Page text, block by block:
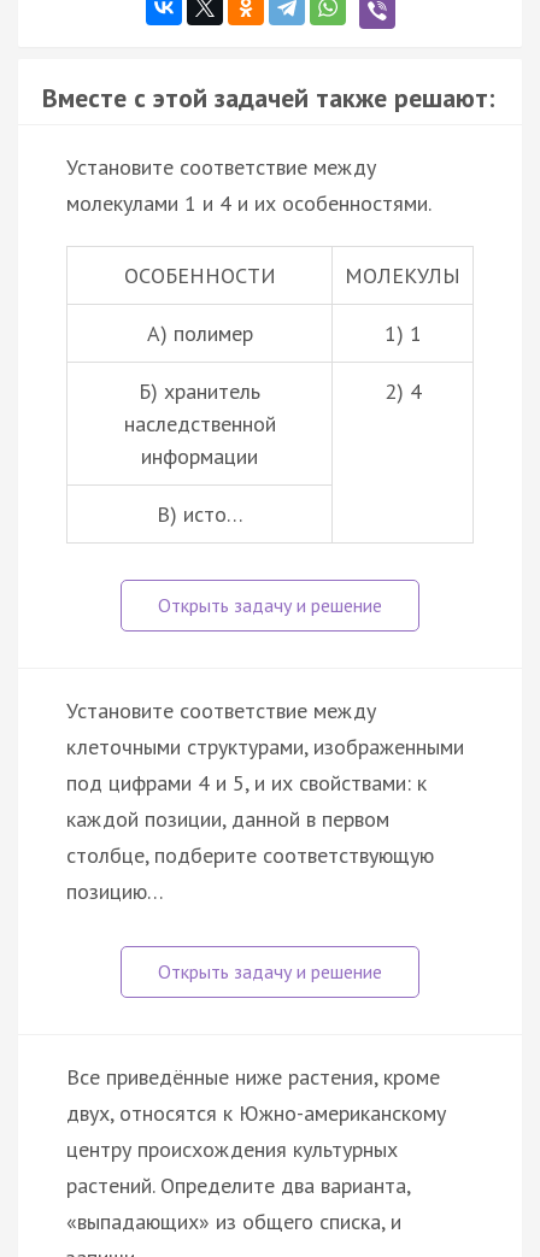
Вместе с этой задачей также решают:
Установите соответствие между
молекулами 1 и 4 и их особенностями.
ОСОБЕННОСТИ МОЛЕКУЛЫ
А) полимер 1) 1
Б) хранитель
наследственной
информации
2) 4
В) исто…
Установите соответствие между
клеточными структурами, изображенными
под цифрами 4 и 5, и их свойствами: к
каждой позиции, данной в первом
столбце, подберите соответствующую
позицию…
Все приведённые ниже растения, кроме
двух, относятся к Южно-американскому
центру происхождения культурных
растений. Определите два варианта,
«выпадающих» из общего списка, и